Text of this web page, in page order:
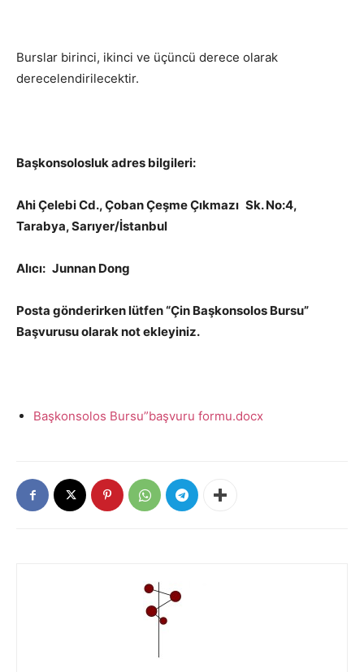
Burslar birinci, ikinci ve üçüncü derece olarak
derecelendirilecektir.
Başkonsolosluk adres bilgileri:
Ahi Çelebi Cd., Çoban Çeşme Çıkmazı Sk. No:4,
Tarabya, Sarıyer/İstanbul
Alıcı: Junnan Dong
Posta gönderirken lütfen “Çin Başkonsolos Bursu”
Başvurusu olarak not ekleyiniz.
Başkonsolos Bursu”başvuru formu.docx